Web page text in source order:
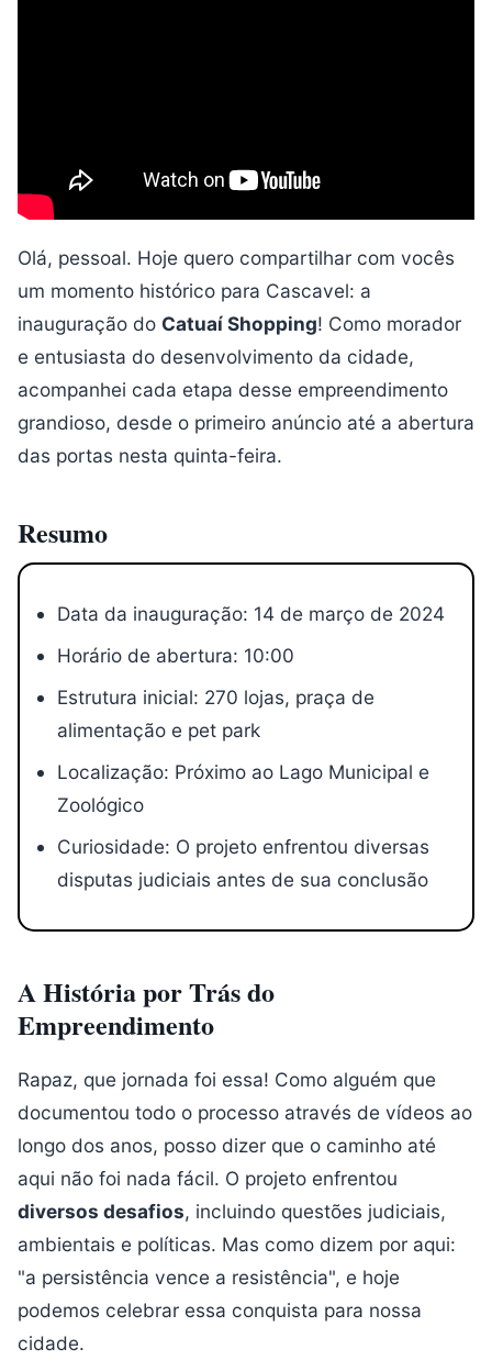
Olá, pessoal. Hoje quero compartilhar com vocês
um momento histórico para Cascavel: a
inauguração do Catuaí Shopping! Como morador
e entusiasta do desenvolvimento da cidade,
acompanhei cada etapa desse empreendimento
grandioso, desde o primeiro anúncio até a abertura
das portas nesta quinta-feira.
Resumo
Data da inauguração: 14 de março de 2024
Horário de abertura: 10:00
Estrutura inicial: 270 lojas, praça de
alimentação e pet park
Localização: Próximo ao Lago Municipal e
Zoológico
Curiosidade: O projeto enfrentou diversas
disputas judiciais antes de sua conclusão
A História por Trás do
Empreendimento
Rapaz, que jornada foi essa! Como alguém que
documentou todo o processo através de vídeos ao
longo dos anos, posso dizer que o caminho até
aqui não foi nada fácil. O projeto enfrentou
diversos desafios, incluindo questões judiciais,
ambientais e políticas. Mas como dizem por aqui:
"a persistência vence a resistência", e hoje
podemos celebrar essa conquista para nossa
cidade.